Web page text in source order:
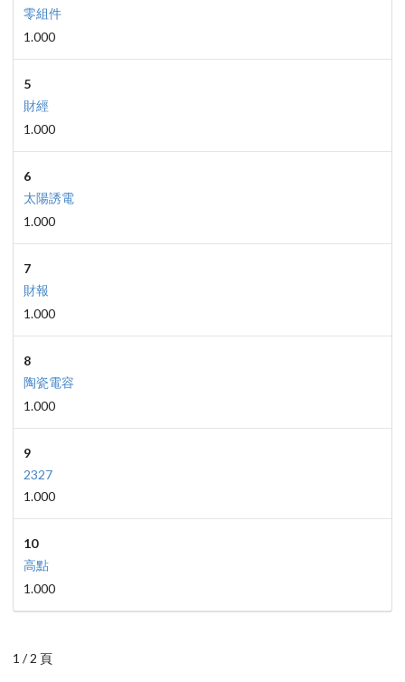
零組件
1.000
5
財經
1.000
6
太陽誘電
1.000
7
財報
1.000
8
陶瓷電容
1.000
9
2327
1.000
10
高點
1.000
1 / 2 頁